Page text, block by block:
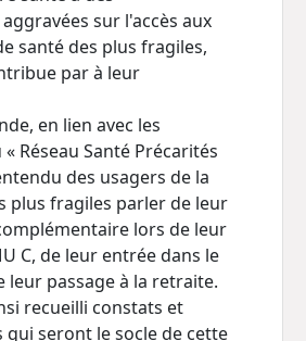
sur l'accès aux
santé des plus fragiles,
par à leur
en lien avec les
Réseau Santé Précarités
des usagers de la
plus fragiles parler de leur
lors de leur
C, de leur entrée dans le
leur passage à la retraite.
recueilli constats et
seront le socle de cette